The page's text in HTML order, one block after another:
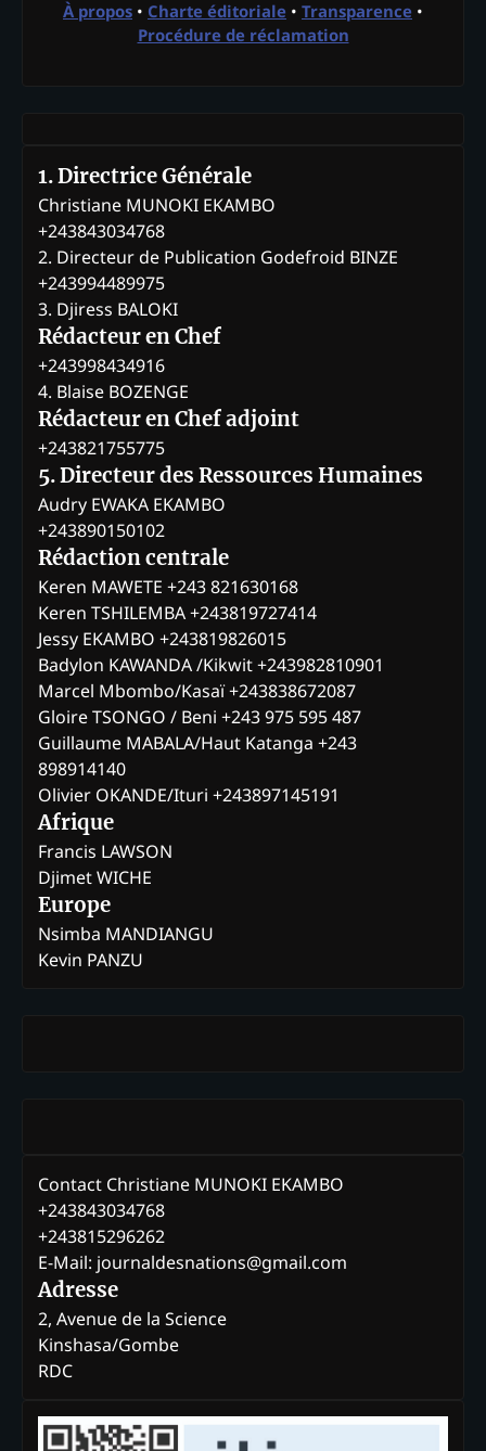
À propos • Charte éditoriale • Transparence •
Procédure de réclamation
1. Directrice Générale
Christiane MUNOKI EKAMBO
+243843034768
2. Directeur de Publication Godefroid BINZE
+243994489975
3. Djiress BALOKI
Rédacteur en Chef
+243998434916
4. Blaise BOZENGE
Rédacteur en Chef adjoint
+243821755775
5. Directeur des Ressources Humaines
Audry EWAKA EKAMBO
+243890150102
Rédaction centrale
Keren MAWETE +243 821630168
Keren TSHILEMBA +243819727414
Jessy EKAMBO +243819826015
Badylon KAWANDA /Kikwit +243982810901
Marcel Mbombo/Kasaï +243838672087
Gloire TSONGO / Beni +243 975 595 487
Guillaume MABALA/Haut Katanga +243
898914140
Olivier OKANDE/Ituri +243897145191
Afrique
Francis LAWSON
Djimet WICHE
Europe
Nsimba MANDIANGU
Kevin PANZU
Contact Christiane MUNOKI EKAMBO
+243843034768
+243815296262
E-Mail: journaldesnations@gmail.com
Adresse
2, Avenue de la Science
Kinshasa/Gombe
RDC